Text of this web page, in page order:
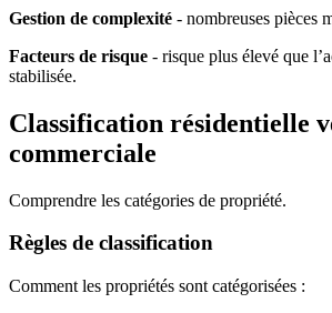
Gestion de complexité - nombreuses pièces
Facteurs de risque - risque plus élevé que
stabilisée.
Classification résidentielle
commerciale
Comprendre les catégories de propriété.
Règles de classification
Comment les propriétés sont catégorisées :